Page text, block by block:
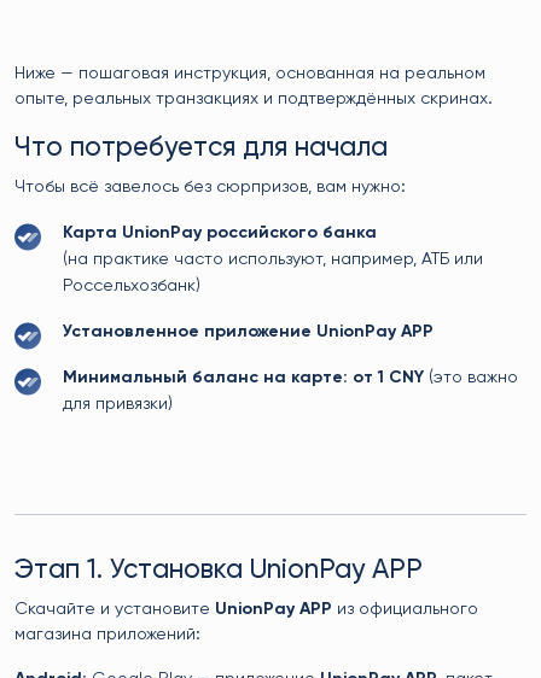
Ниже — пошаговая инструкция, основанная на реальном
опыте, реальных транзакциях и подтверждённых скринах.
Что потребуется для начала
Чтобы всё завелось без сюрпризов, вам нужно:
Карта UnionPay российского банка
(на практике часто используют, например, АТБ или
Россельхозбанк)
Установленное приложение UnionPay APP
Минимальный баланс на карте: от 1 CNY (это важно
для привязки)
Этап 1. Установка UnionPay APP
Скачайте и установите UnionPay APP из официального
магазина приложений: